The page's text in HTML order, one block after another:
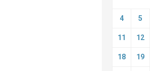
4 5
11 12
18 19